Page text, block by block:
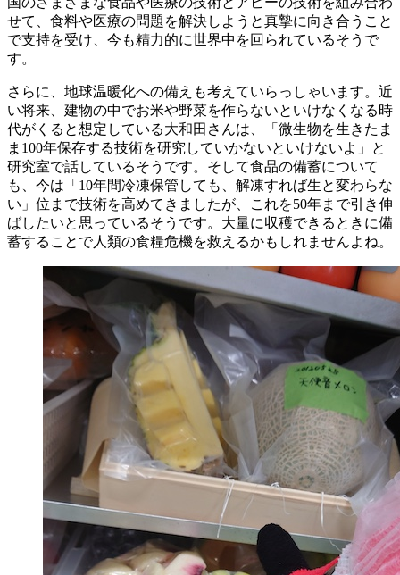
せて、食料や医療の問題を解決しようと真摯に向き合うこと
で支持を受け、今も精力的に世界中を回られているそうで
す。
さらに、地球温暖化への備えも考えていらっしゃいます。近
い将来、建物の中でお米や野菜を作らないといけなくなる時
代がくると想定している大和田さんは、「微生物を生きたま
ま100年保存する技術を研究していかないといけないよ」と
研究室で話しているそうです。そして食品の備蓄について
も、今は「10年間冷凍保管しても、解凍すれば生と変わらな
い」位まで技術を高めてきましたが、これを50年まで引き伸
ばしたいと思っているそうです。大量に収穫できるときに備
蓄することで人類の食糧危機を救えるかもしれませんよね。